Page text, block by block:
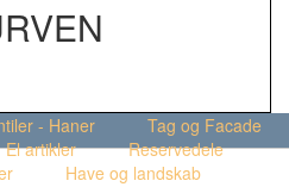
- Haner
Tag og Facade
El artikler
Reservedele
Have og landskab